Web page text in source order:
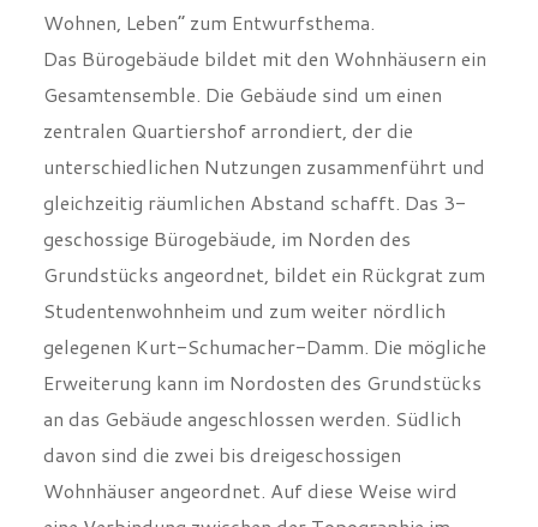
zentralen Quartiershof arrondiert, der die
geschossige Bürogebäude, im Norden des
Grundstücks angeordnet, bildet ein Rückgrat zum
Studentenwohnheim und zum weiter nördlich
gelegenen Kurt-Schumacher-Damm. Die mögliche
an das Gebäude angeschlossen werden. Südlich
davon sind die zwei bis dreigeschossigen
Wohnhäuser angeordnet. Auf diese Weise wird
eine Verbindung zwischen der Topographie im
Norden und der im Süden anschließenden